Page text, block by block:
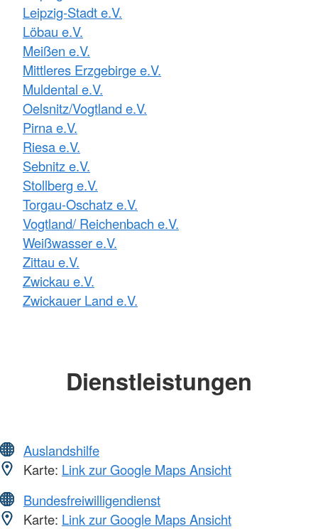
Leipzig-Stadt e.V.
Löbau e.V.
Meißen e.V.
Mittleres Erzgebirge e.V.
Muldental e.V.
Oelsnitz/Vogtland e.V.
Pirna e.V.
Riesa e.V.
Sebnitz e.V.
Stollberg e.V.
Torgau-Oschatz e.V.
Vogtland/ Reichenbach e.V.
Weißwasser e.V.
Zittau e.V.
Zwickau e.V.
Zwickauer Land e.V.
Dienstleistungen
Auslandshilfe
Karte: Link zur Google Maps Ansicht
Bundesfreiwilligendienst
Karte: Link zur Google Maps Ansicht